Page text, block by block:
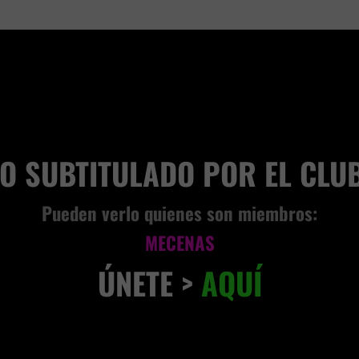
SUBTITULADO POR EL
Pueden verlo quienes son miembros:
MECENAS
ÚNETE > AQUÍ